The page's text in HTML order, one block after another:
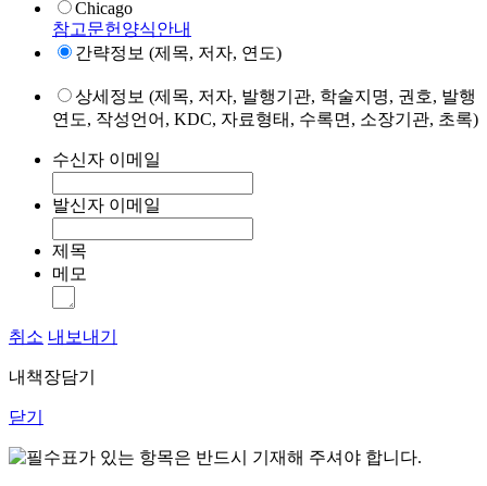
Chicago
참고문헌양식안내
간략정보 (제목, 저자, 연도)
상세정보 (제목, 저자, 발행기관, 학술지명, 권호, 발행
연도, 작성언어, KDC, 자료형태, 수록면, 소장기관, 초록)
수신자 이메일
발신자 이메일
제목
메모
취소 내보내기
내책장담기
닫기
표가 있는 항목은 반드시 기재해 주셔야 합니다.